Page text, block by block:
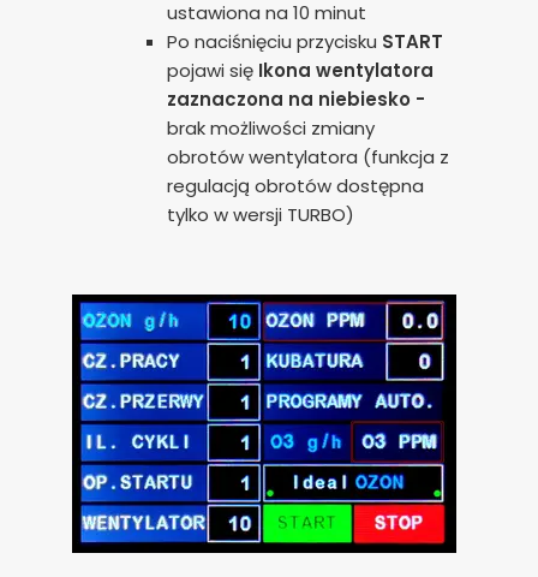
ustawiona na 10 minut
Po naciśnięciu przycisku START
pojawi się Ikona wentylatora
zaznaczona na niebiesko -
brak możliwości zmiany
obrotów wentylatora (funkcja z
regulacją obrotów dostępna
tylko w wersji TURBO)
Zgoda na pliki cookie
Cookies to małe pliki danych, które są
przechowywane na Twoim urządzeniu podczas